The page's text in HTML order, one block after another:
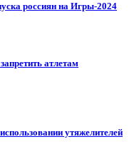
россиян на Игры-2024
атлетам
утяжелителей